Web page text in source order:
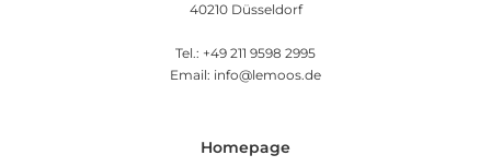
40210 Düsseldorf
Tel.: +49 211 9598 2995
Email: info@lemoos.de
Homepage